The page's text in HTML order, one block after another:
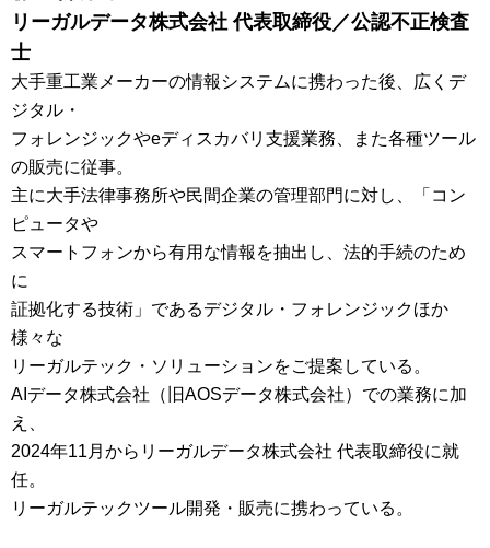
リーガルデータ株式会社 代表取締役／公認不正検査
士
大手重工業メーカーの情報システムに携わった後、広くデ
ジタル・
フォレンジックやeディスカバリ支援業務、また各種ツール
の販売に従事。
主に大手法律事務所や民間企業の管理部門に対し、「コン
ピュータや
スマートフォンから有用な情報を抽出し、法的手続のため
に
証拠化する技術」であるデジタル・フォレンジックほか
様々な
リーガルテック・ソリューションをご提案している。
AIデータ株式会社（旧AOSデータ株式会社）での業務に加
え、
2024年11月からリーガルデータ株式会社 代表取締役に就
任。
リーガルテックツール開発・販売に携わっている。